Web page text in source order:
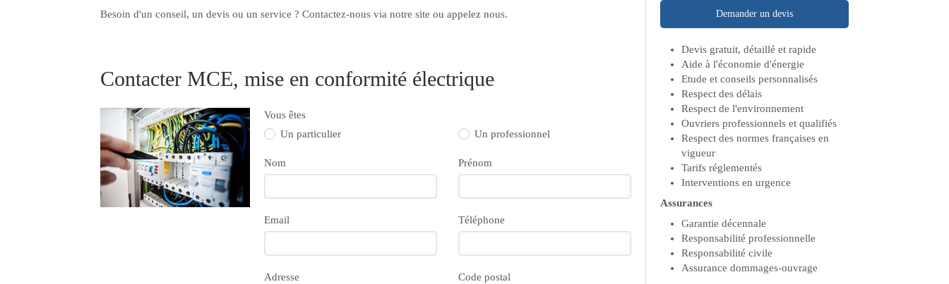
Besoin d'un conseil, un devis ou un service ? Contactez-nous via notre site ou appelez nous.
Contacter MCE, mise en conformité électrique
Vous êtes
Un particulier
Un professionnel
Nom Prénom
Email Téléphone
Adresse Code postal
Demander un devis
Devis gratuit, détaillé et rapide
Aide à l'économie d'énergie
Etude et conseils personnalisés
Respect des délais
Respect de l'environnement
Ouvriers professionnels et qualifiés
Respect des normes françaises en
vigueur
Tarifs réglementés
Interventions en urgence
Assurances
Garantie décennale
Responsabilité professionnelle
Responsabilité civile
Assurance dommages-ouvrage